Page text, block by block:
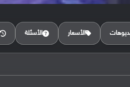
الأسعار الأسئلة